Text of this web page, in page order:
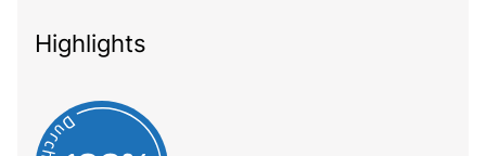
Highlights